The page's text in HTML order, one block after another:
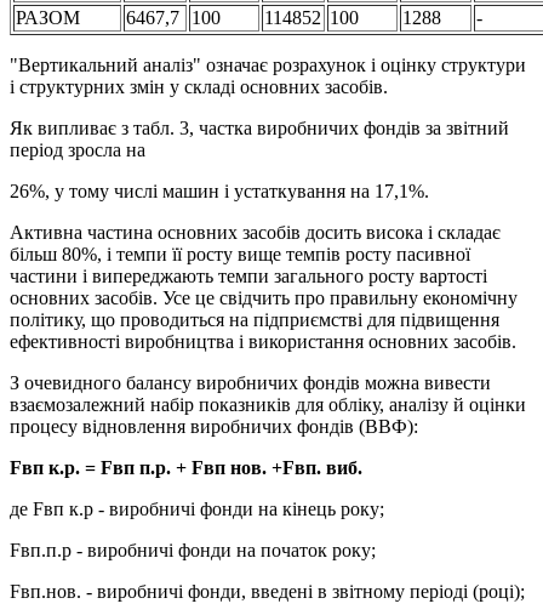
РАЗОМ 6467,7 100 114852 100 1288 -
"Вертикальний аналіз" означає розрахунок і оцінку структури
і структурних змін у складі основних засобів.
Як випливає з табл. 3, частка виробничих фондів за звітний
період зросла на
26%, у тому числі машин і устаткування на 17,1%.
Активна частина основних засобів досить висока і складає
більш 80%, і темпи її росту вище темпів росту пасивної
частини і випереджають темпи загального росту вартості
основних засобів. Усе це свідчить про правильну економічну
політику, що проводиться на підприємстві для підвищення
ефективності виробництва і використання основних засобів.
З очевидного балансу виробничих фондів можна вивести
взаємозалежний набір показників для обліку, аналізу й оцінки
процесу відновлення виробничих фондів (ВВФ):
Fвп к.р. = Fвп п.р. + Fвп нов. +Fвп. виб.
де Fвп к.р - виробничі фонди на кінець року;
Fвп.п.р - виробничі фонди на початок року;
Fвп.нов. - виробничі фонди, введені в звітному періоді (році);